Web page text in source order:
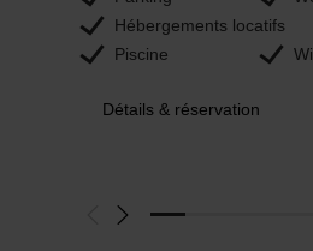
Hébergements locatifs
Piscine
Détails & réservation